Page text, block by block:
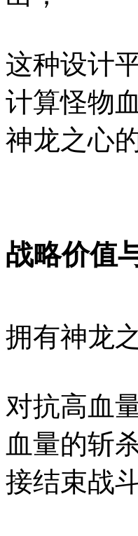
这种设计
计算怪物
神龙之心
战略价值
拥有神龙
对抗高血
血量的斩
接结束战